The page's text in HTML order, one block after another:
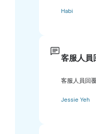
Habi
客服人員
客服人員回
Jessie Yeh